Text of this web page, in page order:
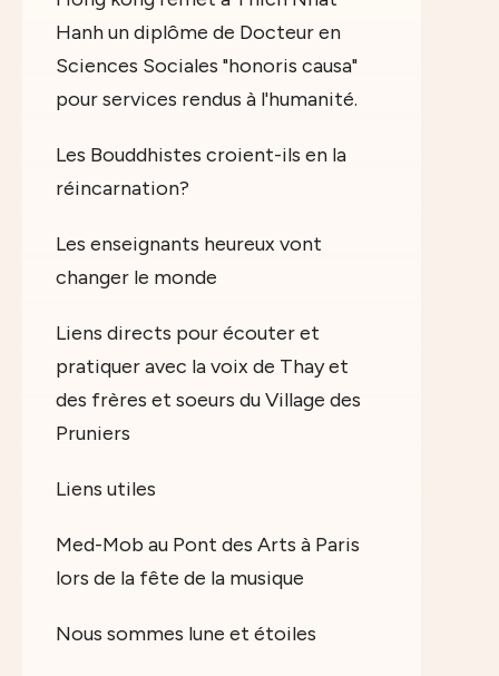
Hanh un diplôme de Docteur en
Sciences Sociales "honoris causa"
pour services rendus à l'humanité.
Les Bouddhistes croient-ils en la
réincarnation?
Les enseignants heureux vont
changer le monde
Liens directs pour écouter et
pratiquer avec la voix de Thay et
des frères et soeurs du Village des
Pruniers
Liens utiles
Med-Mob au Pont des Arts à Paris
lors de la fête de la musique
Nous sommes lune et étoiles